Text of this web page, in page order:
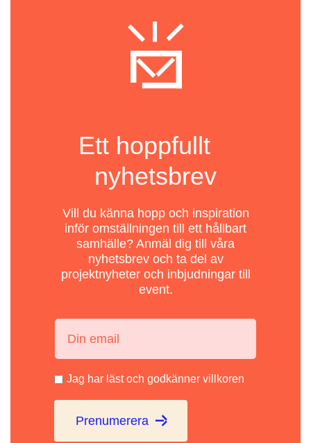
Ett hoppfullt
nyhetsbrev
Vill du känna hopp och inspiration
inför omställningen till ett hållbart
samhälle? Anmäl dig till våra
nyhetsbrev och ta del av
projektnyheter och inbjudningar till
event.
Jag har läst och godkänner villkoren
Prenumerera